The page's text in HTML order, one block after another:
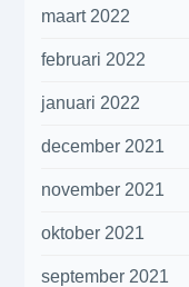
maart 2022
februari 2022
januari 2022
december 2021
november 2021
oktober 2021
september 2021